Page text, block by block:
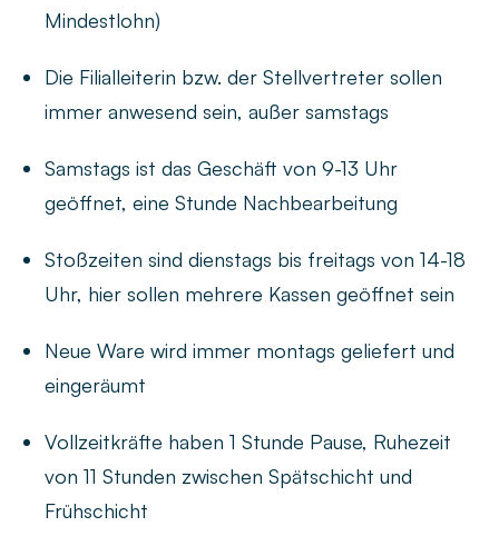
Mindestlohn)
Die Filialleiterin bzw. der Stellvertreter sollen
immer anwesend sein, außer samstags
Samstags ist das Geschäft von 9-13 Uhr
geöffnet, eine Stunde Nachbearbeitung
Stoßzeiten sind dienstags bis freitags von 14-18
Uhr, hier sollen mehrere Kassen geöffnet sein
Neue Ware wird immer montags geliefert und
eingeräumt
Vollzeitkräfte haben 1 Stunde Pause, Ruhezeit
von 11 Stunden zwischen Spätschicht und
Frühschicht